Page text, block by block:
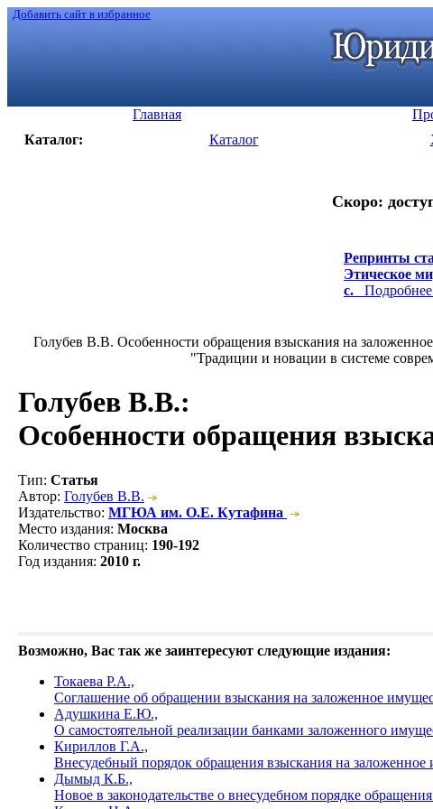
Добавить сайт в избранное
Главная
Каталог:
Каталог
Скоро:
Репринты
Этическое
с.
Голубев В.В. Особенности обращения взыскания на
"Традиции и новации в системе
Голубев В.В.:
Особенности обращения
Тип: Статья
Автор: Голубев В.В.
Издательство: МГЮА им. О.Е. Кутафина
Место издания: Москва
Количество страниц: 190-192
Год издания: 2010 г.
Возможно, Вас так же заинтересуют следующие издания:
Токаева Р.А.,
Соглашение об обращении взыскания на заложенное
Адушкина Е.Ю.,
О самостоятельной реализации банками заложенного
Кириллов Г.А.,
Внесудебный порядок обращения взыскания на заложенное
Дымыд К.Б.,
Новое в законодательстве о внесудебном порядке